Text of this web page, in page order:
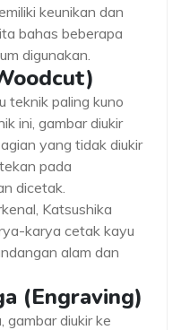
keunikan dan
bahas beberapa
digunakan.
teknik paling kuno
ini, gambar diukir
yang tidak diukir
pada
dicetak.
Katsushika
karya cetak kayu
alam dan
(Engraving)
gambar diukir ke